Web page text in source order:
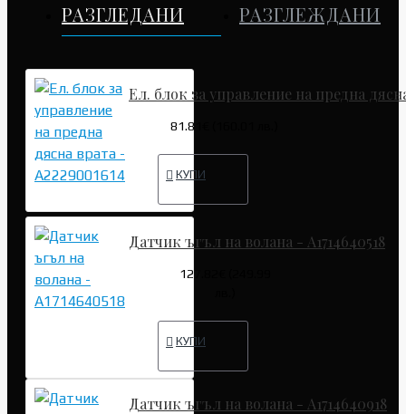
РАЗГЛЕДАНИ
РАЗГЛЕЖДАНИ
Ел. блок за управление на предна
81.81€ (160.01 лв.)
КУПИ
Датчик ъгъл на волана - A1714640518
127.82€ (249.99
КУПИ
Датчик ъгъл на волана - A1714640918